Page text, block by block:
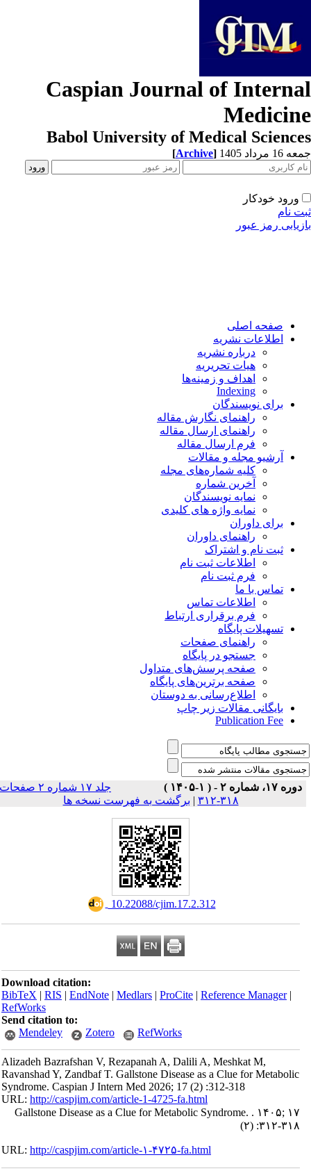
Caspian Journal of
Babol University of Medical
مرداد 1405 [Archive]
ورود خودکار
نام
رمز عبور
صفحه اصلی
اطلاعات نشریه
درباره نشریه
هیات تحریریه
اهداف و زمینه‌ها
Indexing
برای نویسندگان
راهنمای نگارش مقاله
راهنمای ارسال مقاله
فرم ارسال مقاله
آرشیو مجله و مقالات
کلیه شماره‌های مجله
آخرین شماره
نمایه نویسندگان
نمایه واژه های کلیدی
برای داوران
راهنمای داوران
ثبت نام و اشتراک
اطلاعات ثبت نام
فرم ثبت نام
تماس با ما
اطلاعات تماس
فرم برقراری ارتباط
تسهیلات پایگاه
راهنمای صفحات
جستجو در پایگاه
صفحه پرسش‌های متداول
صفحه برترین‌های پایگاه
اطلاع‌رسانی به دوستان
بایگانی مقالات زیر چاپ
Publication Fee
دوره ۱۷، شماره ۲ - ( ۱-۱۴۰۵ )
جلد ۱۷ شماره ۲ صفحات
۳۱۸-۳۱۲
|برگشت به فهرست نسخه ها
‎ 10.22088/cjim.17.2.312
Download citation:
BibTeX|RIS|EndNote|Medlars|ProCite|Reference Manager
RefWorks
Send citation to:
Mendeley
Zotero RefWorks
Alizadeh Bazrafshan V, Rezapanah A, Dalili A, Meshkat M,
Ravanshad Y, Zandbaf T. Gallstone Disease as a Clue for Metabolic
Syndrome. Caspian J Intern Med 2026; 17 (2) :312-318
URL:http://caspjim.com/article-1-4725-fa.html
Gallstone Disease as a Clue for Metabolic Syndrome. . ۱۴۰۵; ۱۷
(۲) :۳۱۲-۳۱۸
URL:http://caspjim.com/article-۱-۴۷۲۵-fa.html